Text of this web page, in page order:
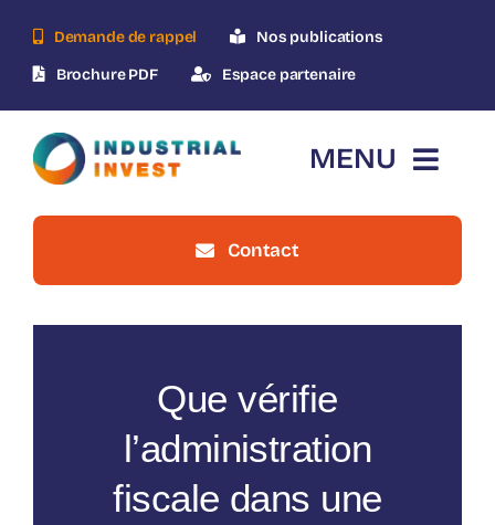
content
Demande de rappel
Nos publications
Brochure PDF
Espace partenaire
MENU
Qui-sommes-nous ?
Contact
Que vérifie
l’administration
fiscale dans une